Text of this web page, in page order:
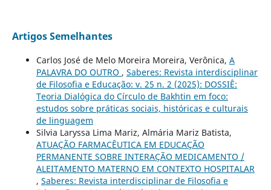
Artigos Semelhantes
Carlos José de Melo Moreira Moreira, Verônica, A
PALAVRA DO OUTRO , Saberes: Revista interdisciplinar
de Filosofia e Educação: v. 25 n. 2 (2025): DOSSIÊ:
Teoria Dialógica do Círculo de Bakhtin em foco:
estudos sobre práticas sociais, históricas e culturais
de linguagem
Silvia Laryssa Lima Mariz, Almária Mariz Batista,
ATUAÇÃO FARMACÊUTICA EM EDUCAÇÃO
PERMANENTE SOBRE INTERAÇÃO MEDICAMENTO /
ALEITAMENTO MATERNO EM CONTEXTO HOSPITALAR
, Saberes: Revista interdisciplinar de Filosofia e